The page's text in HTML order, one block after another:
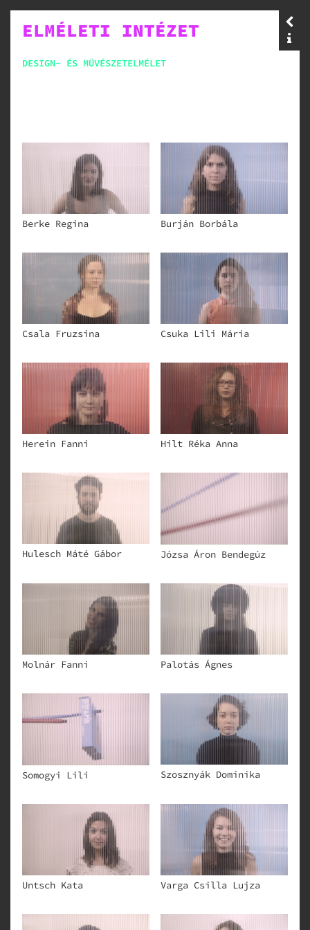
ELMÉLETI INTÉZET
DESIGN- ÉS MŰVÉSZETELMÉLET
Berke Regina Burján Borbála
Csala Fruzsina Csuka Lili Mária
Herein Fanni Hilt Réka Anna
Hulesch Máté Gábor Józsa Áron Bendegúz
Molnár Fanni Palotás Ágnes
Somogyi Lili Szosznyák Dominika
Untsch Kata Varga Csilla Lujza